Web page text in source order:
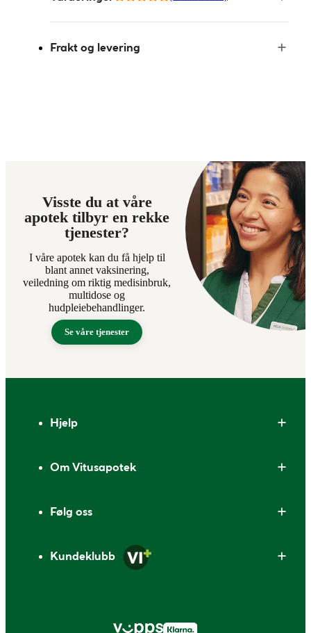
Frakt og levering
Visste du at våre
apotek tilbyr en rekke
tjenester?
I våre apotek kan du få hjelp til
blant annet vaksinering,
veiledning om riktig medisinbruk,
multidose og
hudpleiebehandlinger.
Se våre tjenester
Hjelp
Om Vitusapotek
Følg oss
Kundeklubb